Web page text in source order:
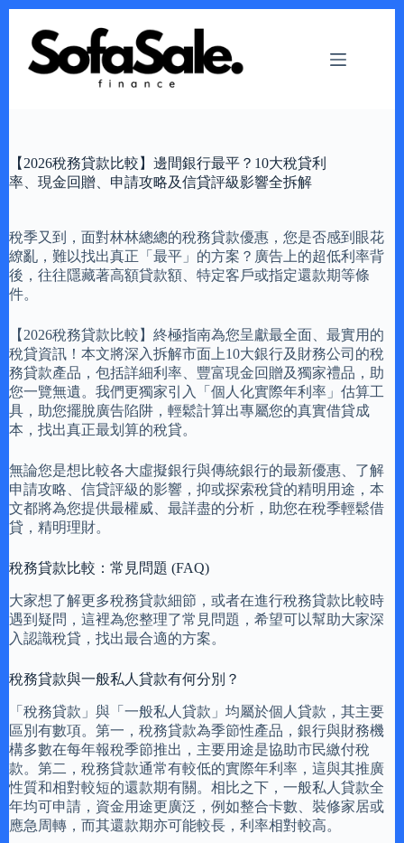
content
【2026稅務貸款比較】邊間銀行最平？10大稅貸利
率、現金回贈、申請攻略及信貸評級影響全拆解
稅季又到，面對林林總總的稅務貸款優惠，您是否感到眼花
繚亂，難以找出真正「最平」的方案？廣告上的超低利率背
後，往往隱藏著高額貸款額、特定客戶或指定還款期等條
件。
【2026稅務貸款比較】終極指南為您呈獻最全面、最實用的
稅貸資訊！本文將深入拆解市面上10大銀行及財務公司的稅
務貸款產品，包括詳細利率、豐富現金回贈及獨家禮品，助
您一覽無遺。我們更獨家引入「個人化實際年利率」估算工
具，助您擺脫廣告陷阱，輕鬆計算出專屬您的真實借貸成
本，找出真正最划算的稅貸。
無論您是想比較各大虛擬銀行與傳統銀行的最新優惠、了解
申請攻略、信貸評級的影響，抑或探索稅貸的精明用途，本
文都將為您提供最權威、最詳盡的分析，助您在稅季輕鬆借
貸，精明理財。
稅務貸款比較：常見問題 (FAQ)
大家想了解更多稅務貸款細節，或者在進行稅務貸款比較時
遇到疑問，這裡為您整理了常見問題，希望可以幫助大家深
入認識稅貸，找出最合適的方案。
稅務貸款與一般私人貸款有何分別？
「稅務貸款」與「一般私人貸款」均屬於個人貸款，其主要
區別有數項。第一，稅務貸款為季節性產品，銀行與財務機
構多數在每年報稅季節推出，主要用途是協助市民繳付稅
款。第二，稅務貸款通常有較低的實際年利率，這與其推廣
性質和相對較短的還款期有關。相比之下，一般私人貸款全
年均可申請，資金用途更廣泛，例如整合卡數、裝修家居或
應急周轉，而其還款期亦可能較長，利率相對較高。